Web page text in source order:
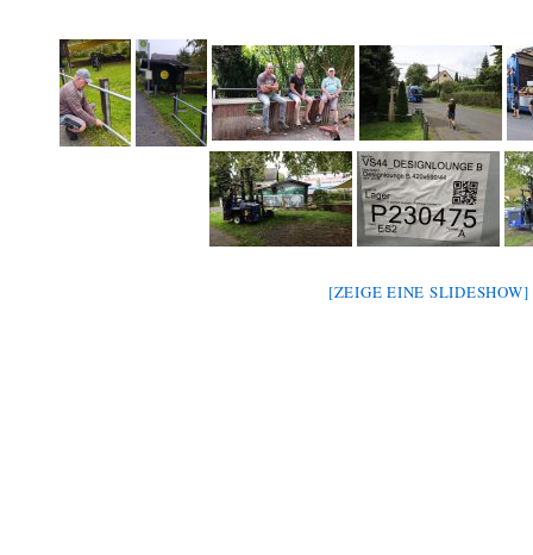
[ZEIGE EINE SLIDESHOW]